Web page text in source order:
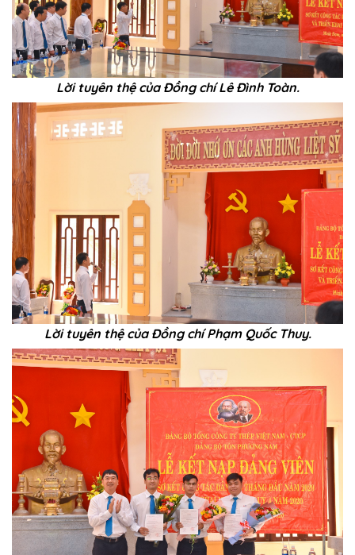
Lời tuyên thệ của Đồng chí Lê Đình Toàn.
Lời tuyên thệ của Đồng chí Phạm Quốc Thuy.